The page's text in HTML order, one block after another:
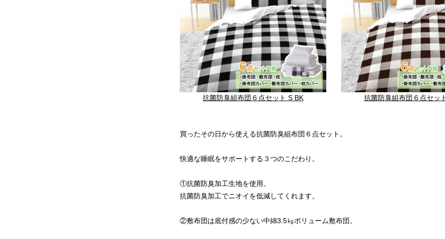
抗菌防臭組布団６点セット S BK 抗菌防臭組布団６点セッ
買ったその日から使える抗菌防臭組布団６点セット。
快適な睡眠をサポートする３つのこだわり。
①抗菌防臭加工生地を使用。
抗菌防臭加工でニオイを低減してくれます。
②敷布団は底付感の少ない中綿3.5㎏ボリューム敷布団。